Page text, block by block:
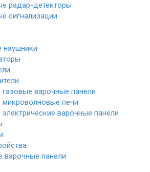
радар-детекторы
сигнализации
наушники
варочные панели
печи
варочные панели
варочные панели